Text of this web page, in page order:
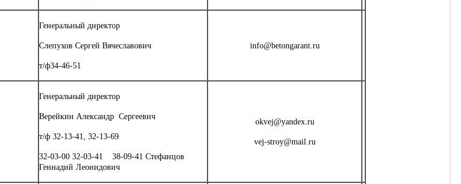
Генеральный директор
Слепухов Сергей Вячеславович
т/ф34-46-51
info@betongarant.ru
Генеральный директор
Верейкин Александр Сергеевич
т/ф 32-13-41, 32-13-69
32-03-00 32-03-41 38-09-41 Стефанцов
Геннадий Леонидович
okvej@yandex.ru
vej-stroy@mail.ru